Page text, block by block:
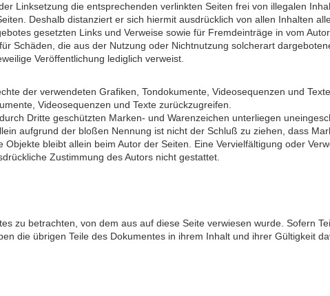
Linksetzung die entsprechenden verlinkten Seiten frei von illegalen
Deshalb distanziert er sich hiermit ausdrücklich von allen Inhalten
gesetzten Links und Verweise sowie für Fremdeinträge in vom
Schäden, die aus der Nutzung oder Nichtnutzung solcherart
Veröffentlichung lediglich verweist.
der verwendeten Grafiken, Tondokumente, Videosequenzen und
Videosequenzen und Texte zurückzugreifen.
Dritte geschützten Marken- und Warenzeichen unterliegen
aufgrund der bloßen Nennung ist nicht der Schluß zu ziehen, dass
bleibt allein beim Autor der Seiten. Eine Vervielfältigung oder
Zustimmung des Autors nicht gestattet.
zu betrachten, von dem aus auf diese Seite verwiesen wurde. Sofern
die übrigen Teile des Dokumentes in ihrem Inhalt und ihrer Gültigkeit